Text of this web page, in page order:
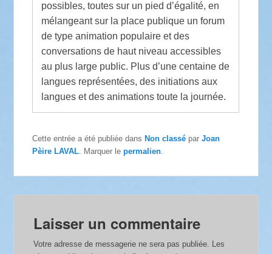
possibles, toutes sur un pied d’égalité, en
mélangeant sur la place publique un forum
de type animation populaire et des
conversations de haut niveau accessibles
au plus large public. Plus d’une centaine de
langues représentées, des initiations aux
langues et des animations toute la journée.
Cette entrée a été publiée dans Non classé parJoan
Pèire LAVAL. Marquer lepermalien.
Laisser un commentaire
Votre adresse de messagerie ne sera pas publiée. Les